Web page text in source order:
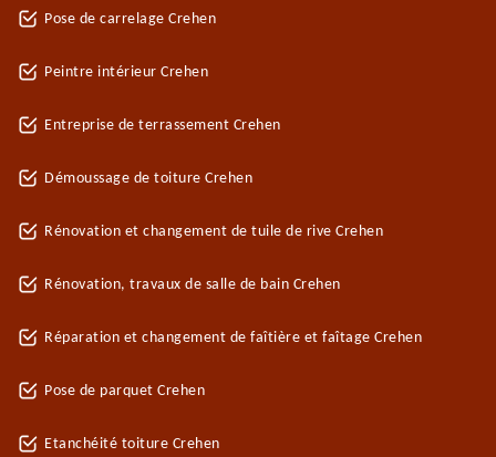
Pose de carrelage Crehen
Peintre intérieur Crehen
Entreprise de terrassement Crehen
Démoussage de toiture Crehen
Rénovation et changement de tuile de rive Crehen
Rénovation, travaux de salle de bain Crehen
Réparation et changement de faîtière et faîtage Crehen
Pose de parquet Crehen
Etanchéité toiture Crehen